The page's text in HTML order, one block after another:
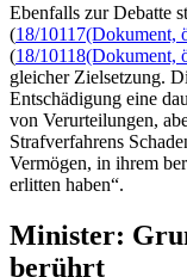
Ebenfalls zur Debatte
(18/10117(Dokument,
(18/10118(Dokument,
gleicher Zielsetzung.
Entschädigung eine
von Verurteilungen,
Strafverfahrens
Vermögen, in ihrem
erlitten haben“.
Minister:
berührt